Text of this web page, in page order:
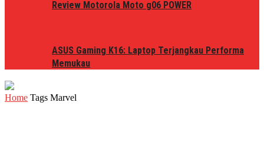
Review Motorola Moto g06 POWER
ASUS Gaming K16: Laptop Terjangkau Performa
Memukau
Home Tags Marvel